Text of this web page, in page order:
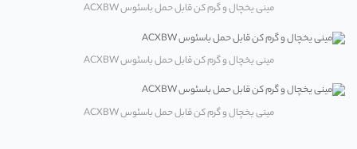
مینی یخچال و گرم کن قابل حمل باسئوس ACXBW
مینی یخچال و گرم کن قابل حمل باسئوس ACXBW
مینی یخچال و گرم کن قابل حمل باسئوس ACXBW